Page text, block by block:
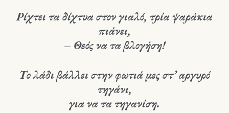
Ρίχτει τα δίχτυα στον γιαλό, τρία ψαράκια
πιάνει,
– Θεός να τα βλογήση!
Το λάδι βάλλει στην φωτιά μες στ’ αργυρό
τηγάνι,
για να τα τηγανίση.